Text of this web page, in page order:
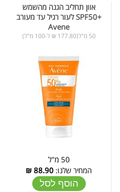
אוון תחליב הגנה מהשמש
+SPF50 לעור רגיל עד מעורב
Avene
50 מ"ל(177.80 ₪ ל-100 מ"ל)
50 מ"ל
המחיר שלנו: 88.90
₪
הוסף לסל